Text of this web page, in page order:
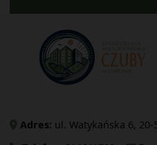
Adres: ul. Watykańska 6,